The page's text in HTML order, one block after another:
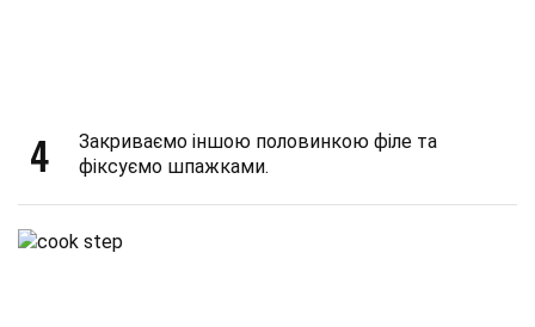
4
Закриваємо іншою половинкою філе та
фіксуємо шпажками.